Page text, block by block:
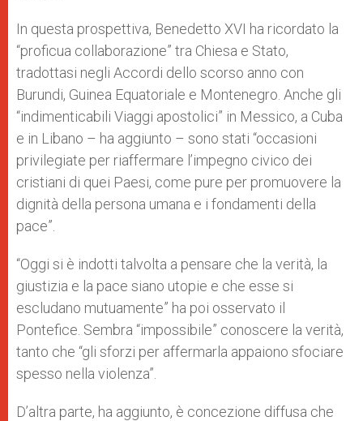
In questa prospettiva, Benedetto XVI ha ricordato la
“proficua collaborazione” tra Chiesa e Stato,
tradottasi negli Accordi dello scorso anno con
Burundi, Guinea Equatoriale e Montenegro. Anche gli
“indimenticabili Viaggi apostolici” in Messico, a Cuba
e in Libano – ha aggiunto – sono stati “occasioni
privilegiate per riaffermare l’impegno civico dei
cristiani di quei Paesi, come pure per promuovere la
dignità della persona umana e i fondamenti della
pace”.
“Oggi si è indotti talvolta a pensare che la verità, la
giustizia e la pace siano utopie e che esse si
escludano mutuamente” ha poi osservato il
Pontefice. Sembra “impossibile” conoscere la verità,
tanto che “gli sforzi per affermarla appaiono sfociare
spesso nella violenza”.
D’altra parte, ha aggiunto, è concezione diffusa che